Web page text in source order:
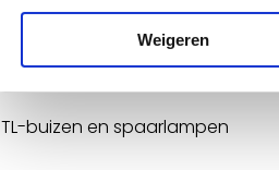
Weigeren
Bestrijdingsmiddelen en
Verlichtingsapparatuur
TL-buizen en spaarlampen